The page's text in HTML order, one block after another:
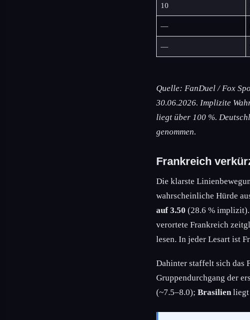
10
—
—
Quelle: FanDuel / Fox
30.06.2026. Implizite
liegt über 100 %.
genommen.
Frankreich
Die klarste
wahrscheinliche Hürde
auf 3.50 (28.6 %
verortete Frankreich
lesen. In jeder Lesart ist
Dahinter staffelt sich das
Gruppendurchgang der
(~7.5–8.0); Brasilienliegt